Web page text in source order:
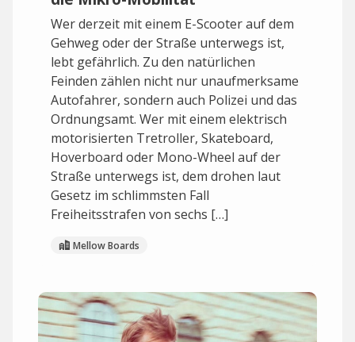
Wer derzeit mit einem E-Scooter auf dem
Gehweg oder der Straße unterwegs ist,
lebt gefährlich. Zu den natürlichen
Feinden zählen nicht nur unaufmerksame
Autofahrer, sondern auch Polizei und das
Ordnungsamt. Wer mit einem elektrisch
motorisierten Tretroller, Skateboard,
Hoverboard oder Mono-Wheel auf der
Straße unterwegs ist, dem drohen laut
Gesetz im schlimmsten Fall
Freiheitsstrafen von sechs […]
Mellow Boards